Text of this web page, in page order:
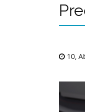
10,